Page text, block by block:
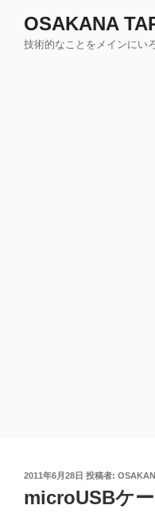
OSAKANA
技術的なことをメインにい
投
日:
2011年6月28日 投稿者:
microUSBケ